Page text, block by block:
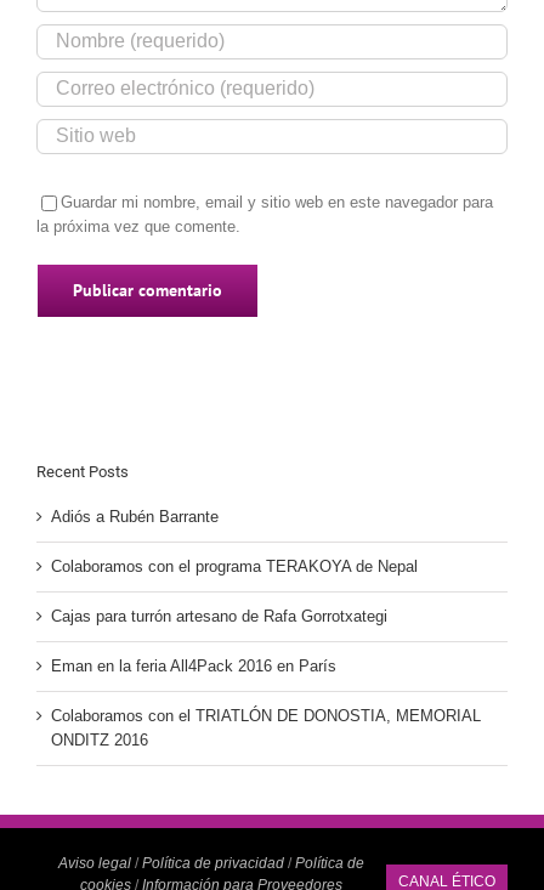
Guardar mi nombre, email y sitio web en este navegador para
la próxima vez que comente.
Recent Posts
Adiós a Rubén Barrante
Colaboramos con el programa TERAKOYA de Nepal
Cajas para turrón artesano de Rafa Gorrotxategi
Eman en la feria All4Pack 2016 en París
Colaboramos con el TRIATLÓN DE DONOSTIA, MEMORIAL
ONDITZ 2016
CANAL ÉTICO
Aviso legal /Política de privacidad /Política de
cookies /Información para Proveedores